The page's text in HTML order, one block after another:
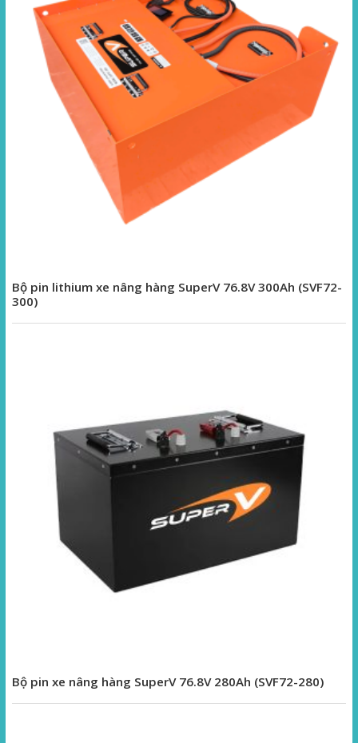
Bộ pin lithium xe nâng hàng SuperV 76.8V 300Ah (SVF72-
300)
Bộ pin xe nâng hàng SuperV 76.8V 280Ah (SVF72-280)